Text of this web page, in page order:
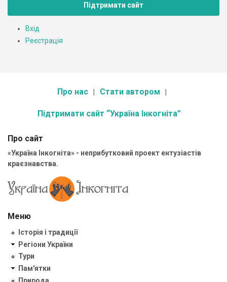
Підтримати сайт
Вхід
Реєстрація
Про нас Стати автором
Підтримати сайт “Україна Інкогніта”
Про сайт
«Україна Інкогніта» - неприбутковий проект ентузіастів
краєзнавства.
Меню
Історія і традиції
Регіони України
Тури
Пам'ятки